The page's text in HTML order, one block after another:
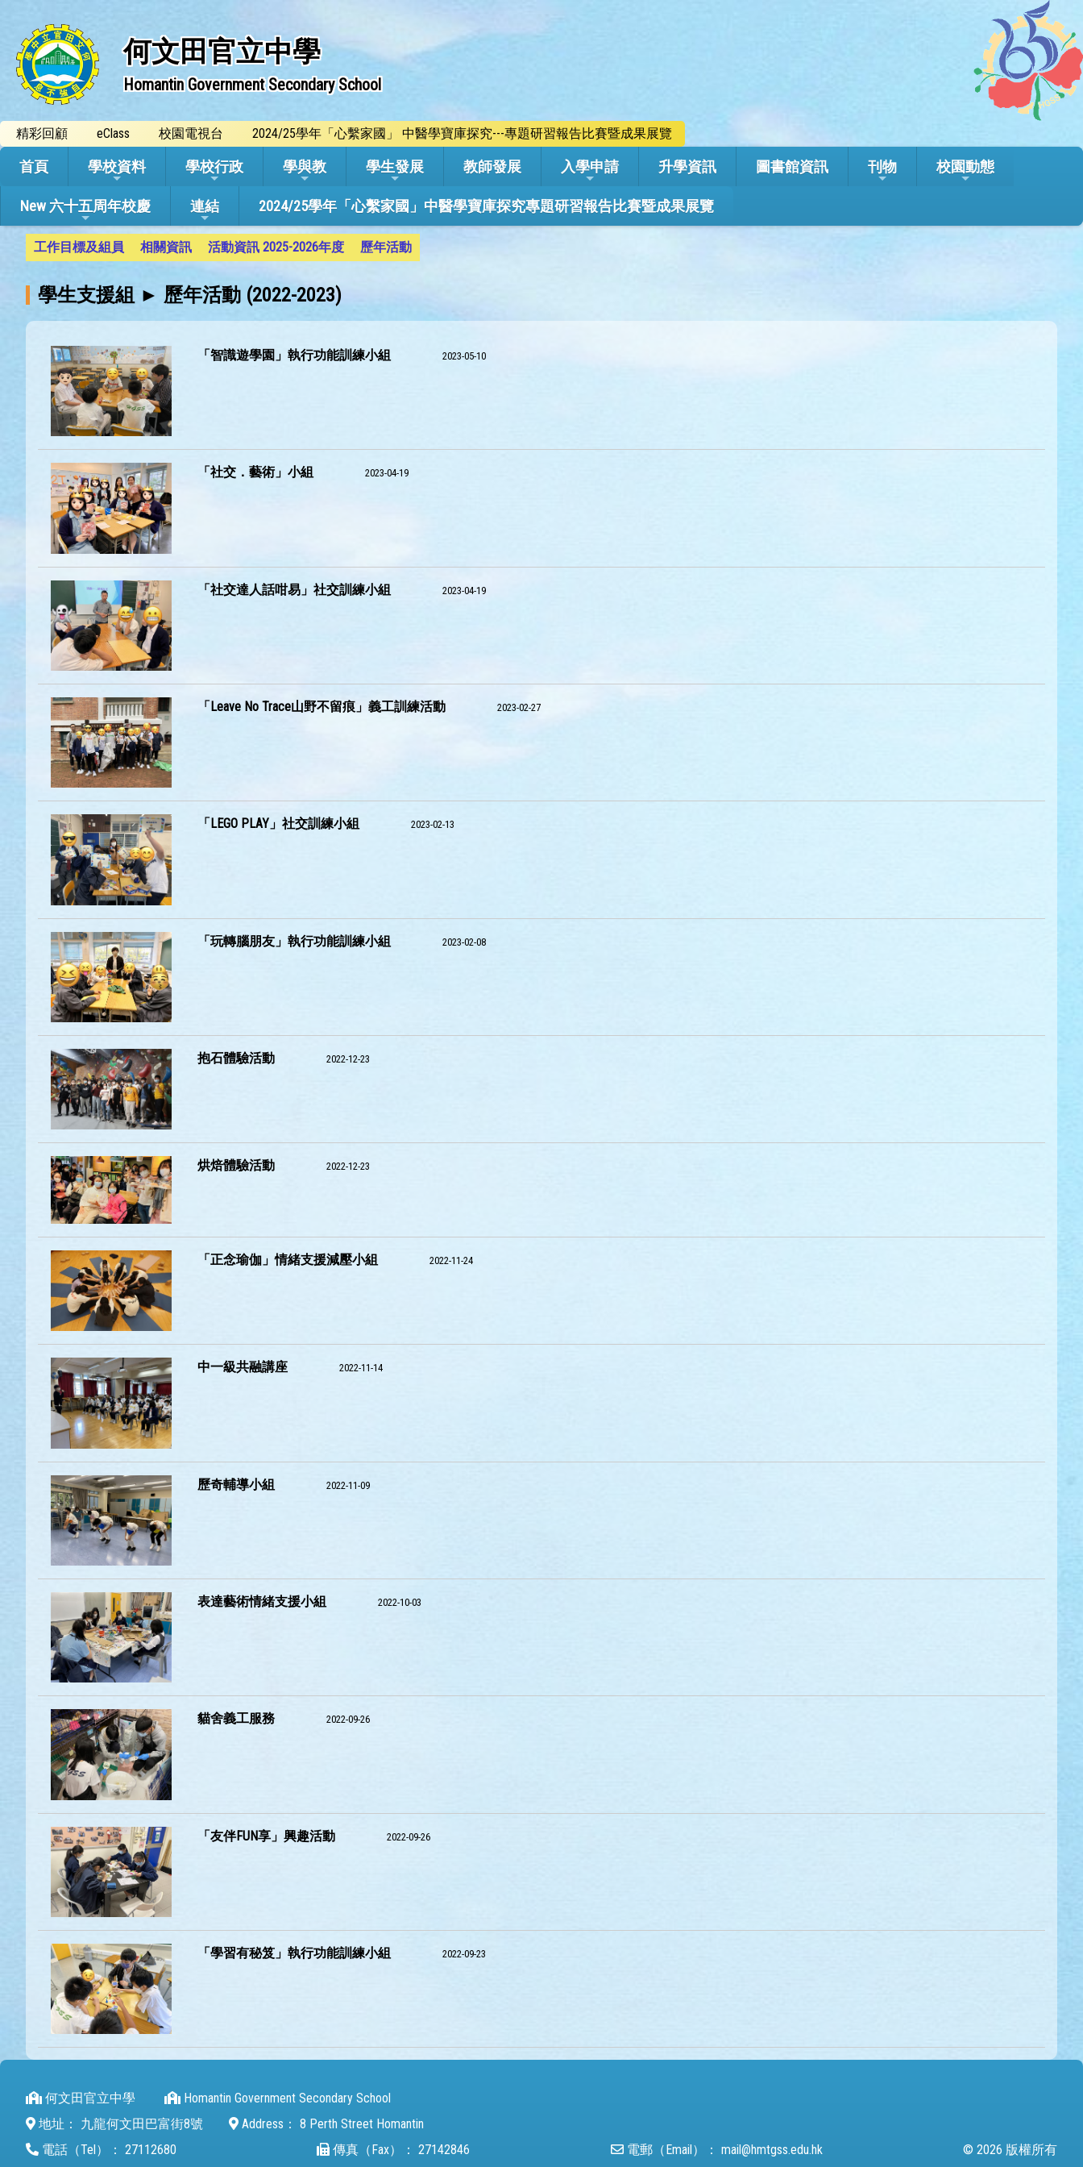
何文田官立中學
Homantin Government Secondary School
精彩回顧 eClass 校園電視台 2024/25學年「心繫家國」 中醫學寶庫探究---專題研習報告比賽暨成果展覽
首頁 學校資料 學校行政 學與教 學生發展 教師發展 入學申請 升學資訊 圖書館資訊 刊物 校園動態
New 六十五周年校慶 連結 2024/25學年「心繫家國」中醫學寶庫探究專題研習報告比賽暨成果展覽
工作目標及組員 相關資訊 活動資訊 2025-2026年度 歷年活動
學生支援組 ► 歷年活動 (2022-2023)
「智識遊學園」執行功能訓練小組 2023-05-10
「社交．藝術」小組 2023-04-19
「社交達人話咁易」社交訓練小組 2023-04-19
「Leave No Trace山野不留痕」義工訓練活動 2023-02-27
「LEGO PLAY」社交訓練小組 2023-02-13
「玩轉腦朋友」執行功能訓練小組 2023-02-08
抱石體驗活動 2022-12-23
烘焙體驗活動 2022-12-23
「正念瑜伽」情緒支援減壓小組 2022-11-24
中一級共融講座 2022-11-14
歷奇輔導小組 2022-11-09
表達藝術情緒支援小組 2022-10-03
貓舍義工服務 2022-09-26
「友伴FUN享」興趣活動 2022-09-26
「學習有秘笈」執行功能訓練小組 2022-09-23
何文田官立中學
Homantin Government Secondary School
地址：
九龍何文田巴富街8號 Address： 8 Perth Street Homantin
電話（Tel）： 27112680 傳真（Fax）： 27142846 電郵（Email）： mail@hmtgss.edu.hk © 2026 版權所有